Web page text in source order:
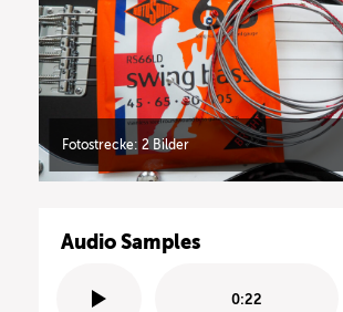
Fotostrecke: 2 Bilder
Audio Samples
0:22